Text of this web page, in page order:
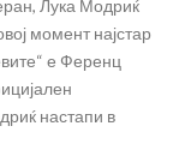
Лука Модриќ
момент најстар
е Ференц
настапи в